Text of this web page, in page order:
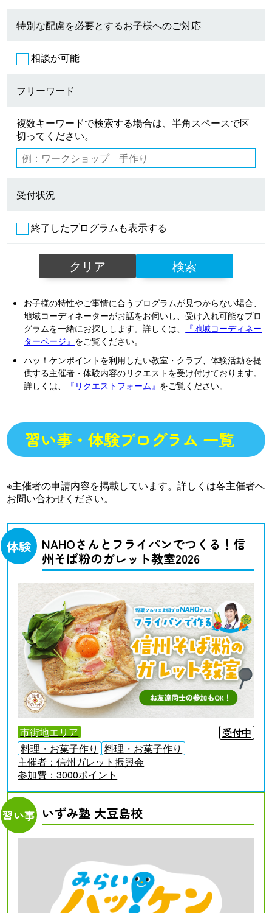
特別な配慮を必要とするお子様へのご対応
相談が可能
フリーワード
複数キーワードで検索する場合は、半角スペースで区
切ってください。
受付状況
終了したプログラムも表示する
クリア 検索
お子様の特性やご事情に合うプログラムが見つからない場合、
地域コーディネーターがお話をお伺いし、受け入れ可能なプロ
グラムを一緒にお探しします。詳しくは、
『地域コーディネー
ターページ』 をご覧ください。
ハッ！ケンポイントを利用したい教室・クラブ、体験活動を提
供する主催者・体験内容のリクエストを受け付けております。
詳しくは、
『リクエストフォーム』 をご覧ください。
習い事・体験プログラム 一覧
※主催者の申請内容を掲載しています。詳しくは各主催者へ
お問い合わせください。
体験
NAHOさんとフライパンでつくる！信
州そば粉のガレット教室2026
市街地エリア
受付中
料理・お菓子作り
料理・お菓子作り
主催者：信州ガレット振興会
参加費：3000ポイント
習い事 いずみ塾 大豆島校